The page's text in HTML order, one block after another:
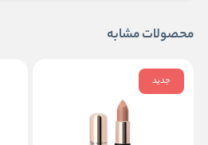
محصولات مشابه
جدید